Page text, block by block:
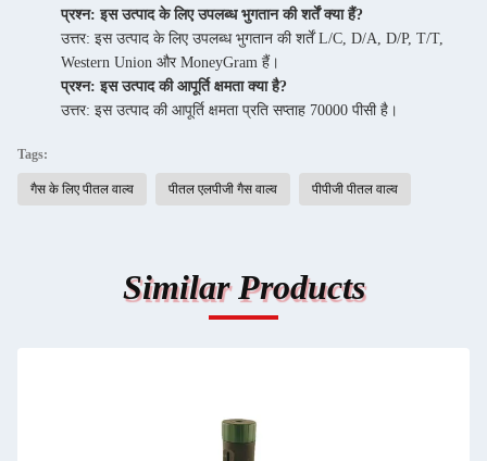
प्रश्न: इस उत्पाद के लिए उपलब्ध भुगतान की शर्तें क्या हैं?
उत्तर: इस उत्पाद के लिए उपलब्ध भुगतान की शर्तें L/C, D/A, D/P, T/T,
Western Union और MoneyGram हैं।
प्रश्न: इस उत्पाद की आपूर्ति क्षमता क्या है?
उत्तर: इस उत्पाद की आपूर्ति क्षमता प्रति सप्ताह 70000 पीसी है।
Tags:
गैस के लिए पीतल वाल्व पीतल एलपीजी गैस वाल्व पीपीजी पीतल वाल्व
Similar Products